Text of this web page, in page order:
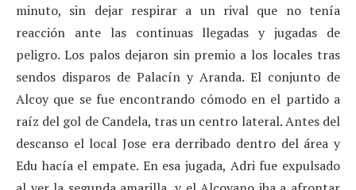
minuto, sin dejar respirar a un rival que no tenía
reacción ante las continuas llegadas y jugadas de
peligro. Los palos dejaron sin premio a los locales tras
sendos disparos de Palacín y Aranda. El conjunto de
Alcoy que se fue encontrando cómodo en el partido a
raíz del gol de Candela, tras un centro lateral. Antes del
descanso el local Jose era derribado dentro del área y
Edu hacía el empate. En esa jugada, Adri fue expulsado